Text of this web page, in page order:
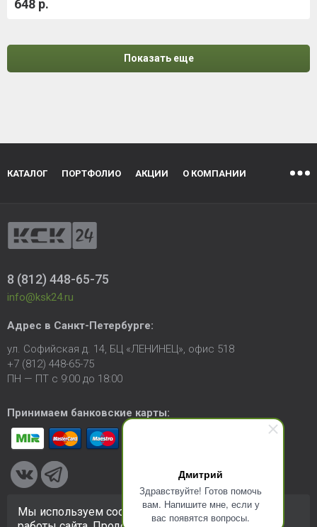
Дмитрий
Здравствуйте! Готов помочь
вам. Напишите мне, если у
вас появятся вопросы.
648 р.
Показать еще
КАТАЛОГ ПОРТФОЛИО АКЦИИ О КОМПАНИИ
8 (812) 448-65-75
info@ksk24.ru
Адрес в Санкт-Петербурге:
ул. Софийская д. 14, БЦ «ЛЕНИНЕЦ», офис 518
+7 (812) 448-65-75
ПН — ПТ с 9:00 до 18:00
Принимаем банковские карты:
© 2005-2026 ООО «КСК». Сайт https://ksk24.ruсоздан
Мы используем cookie-файлы для улучшения